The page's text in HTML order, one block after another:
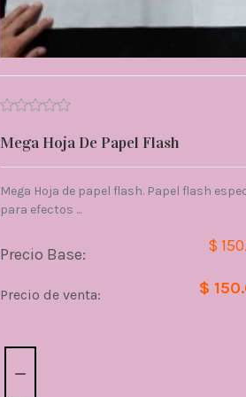
Mega Hoja De Papel Flash
Mega Hoja de papel flash. Papel flash
para efectos ...
Precio Base: $
Precio de venta: $